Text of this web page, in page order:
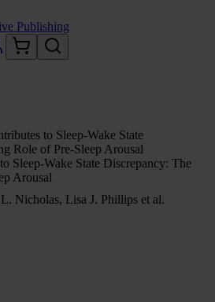
Publishing
to Sleep-Wake State
Role of Pre-Sleep Arousal
Sleep-Wake State Discrepancy: The
Arousal
Nicholas, Lisa J. Phillips et al.